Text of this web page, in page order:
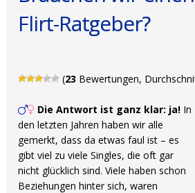
Flirt-Ratgeber?
(23 Bewertungen,
Die Antwort ist ganz klar: ja! In
den letzten Jahren haben wir alle
gemerkt, dass da etwas faul ist – es
gibt viel zu viele Singles, die oft gar
nicht glücklich sind. Viele haben schon
Beziehungen hinter sich, waren